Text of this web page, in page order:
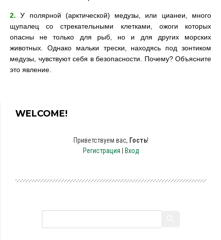
2. У полярной (арктической) медузы, или цианеи, много
щупалец со стрекательными клетками, ожоги которых
опасны не только для рыб, но и для других морских
животных. Однако мальки трески, находясь под зонтиком
медузы, чувствуют себя в безопасности. Почему? Объясните
это явление.
WELCOME!
Приветствуем вас, Гость!
Регистрация
Вход